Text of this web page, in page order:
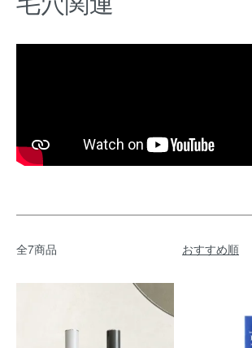
全7商品 おすすめ順